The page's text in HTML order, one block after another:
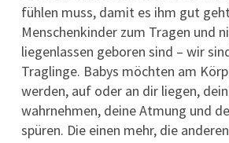
fühlen muss, damit es ihm gut
Menschenkinder zum Tragen und
liegenlassen geboren sind – wir
Traglinge. Babys möchten am
werden, auf oder an dir liegen,
wahrnehmen, deine Atmung und
spüren. Die einen mehr, die